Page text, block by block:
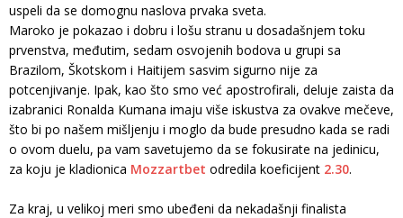
uspeli da se domognu naslova prvaka sveta.
Maroko je pokazao i dobru i lošu stranu u dosadašnjem toku
prvenstva, međutim, sedam osvojenih bodova u grupi sa
Brazilom, Škotskom i Haitijem sasvim sigurno nije za
potcenjivanje. Ipak, kao što smo već apostrofirali, deluje zaista da
izabranici Ronalda Kumana imaju više iskustva za ovakve mečeve,
što bi po našem mišljenju i moglo da bude presudno kada se radi
o ovom duelu, pa vam savetujemo da se fokusirate na jedinicu,
za koju je kladionica Mozzartbet odredila koeficijent 2.30.
Za kraj, u velikoj meri smo ubeđeni da nekadašnji finalista